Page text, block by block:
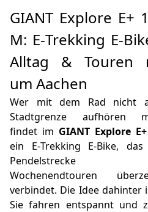
GIANT Explore E+
M: E‑Trekking
Alltag & Touren
um Aachen
Wer mit dem Rad nicht
Stadtgrenze aufhören
findet im GIANT Explore
ein E‑Trekking E‑Bike, das
Pendelstrecke
Wochenendtouren
verbindet. Die Idee dahinter
Sie fahren entspannt und